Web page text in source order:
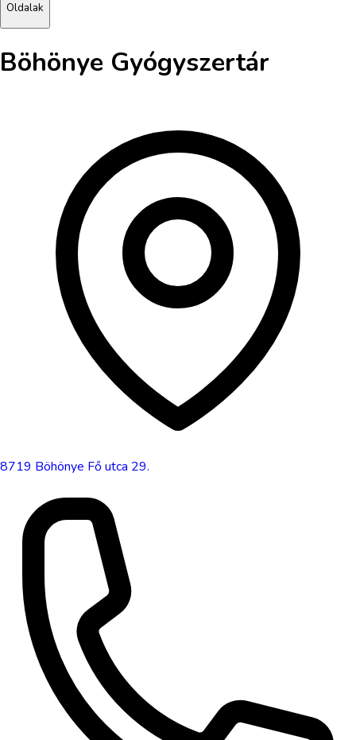
Oldalak
Böhönye Gyógyszertár
8719 Böhönye Fő utca 29.